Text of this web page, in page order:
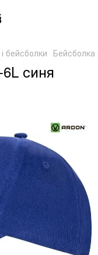
бейсболки Бейсболка
синя